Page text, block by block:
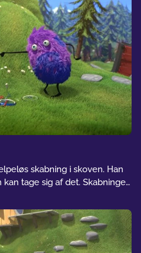
fri. Derefter begynder
kæledyr.
skabning i skoven. Han
tage sig af det. Skabningen
den at ødelægge ting. Strit
alene med den lille skabning.